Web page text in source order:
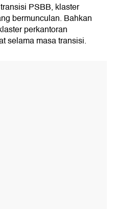
PSBB, klaster
bermunculan. Bahkan
perkantoran
selama masa transisi.